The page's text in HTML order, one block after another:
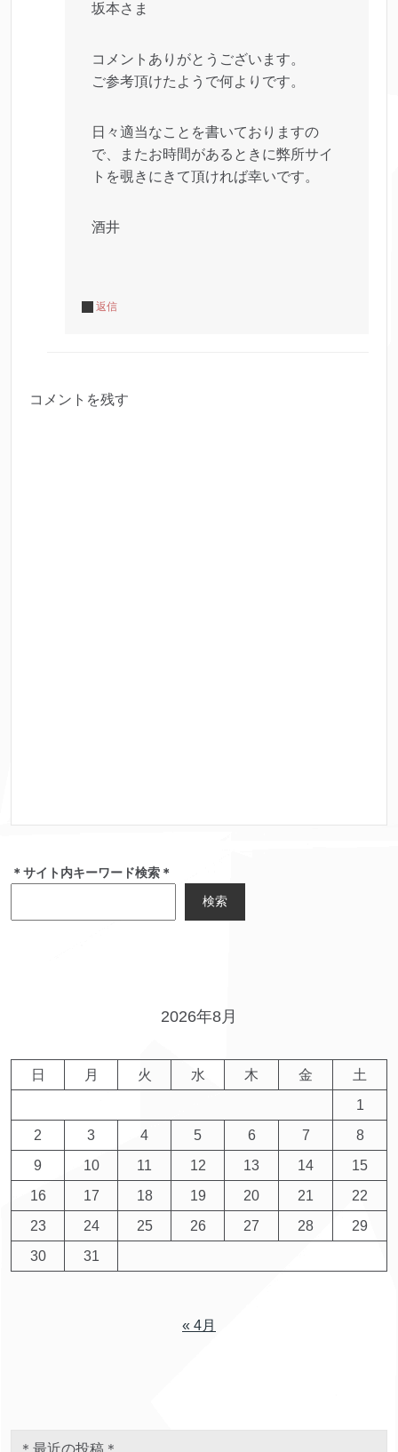
坂本さま
コメントありがとうございます。
ご参考頂けたようで何よりです。
日々適当なことを書いておりますの
で、またお時間があるときに弊所サイ
トを覗きにきて頂ければ幸いです。
酒井
返信
コメントを残す
＊サイト内キーワード検索＊
検索
2026年8月
日 月 火 水 木 金
土
1
2
3 4 5 6 7
8
9
10 11 12 13 14
15
16
17 18 19 20 21
22
23
24 25 26 27 28
29
30
31
« 4月